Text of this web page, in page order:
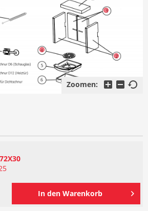
Zoomen:
In den Warenkorb